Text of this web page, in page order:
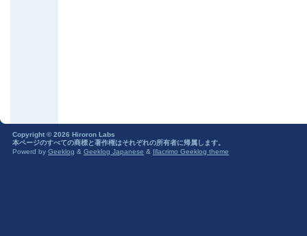
Copyright © 2026 Hiroron Labs
本ページのすべての商標と著作権はそれぞれの所有者に帰属します。
Powerd by Geeklog & Geeklog Japanese & Illacrimo Geeklog theme